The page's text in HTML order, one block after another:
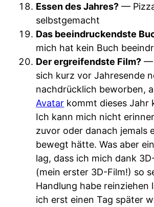
Essen des Jahres? —
selbstgemacht
Das beeindruckendste
mich hat kein Buch
Der ergreifendste Film? —
sich kurz vor Jahresende
nachdrücklich beworben,
Avatar kommt dieses Jahr
Ich kann mich nicht
zuvor oder danach jemals
bewegt hätte. Was aber
lag, dass ich mich dank
(mein erster 3D-Film!) so
Handlung habe reinziehen
ich erst einen Tag später